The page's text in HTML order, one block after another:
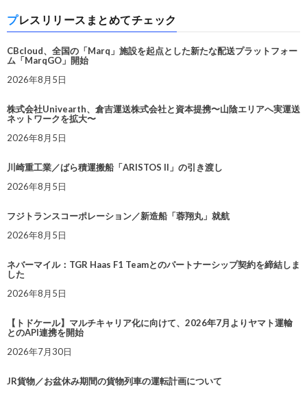
プレスリリースまとめてチェック
CBcloud、全国の「Marq」施設を起点とした新たな配送プラットフォー
ム「MarqGO」開始
2026年8月5日
株式会社Univearth、倉吉運送株式会社と資本提携〜山陰エリアへ実運送
ネットワークを拡大〜
2026年8月5日
川崎重工業／ばら積運搬船「ARISTOS II」の引き渡し
2026年8月5日
フジトランスコーポレーション／新造船「蓉翔丸」就航
2026年8月5日
ネバーマイル：TGR Haas F1 Teamとのパートナーシップ契約を締結しま
した
2026年8月5日
【トドケール】マルチキャリア化に向けて、2026年7月よりヤマト運輸
とのAPI連携を開始
2026年7月30日
JR貨物／お盆休み期間の貨物列車の運転計画について